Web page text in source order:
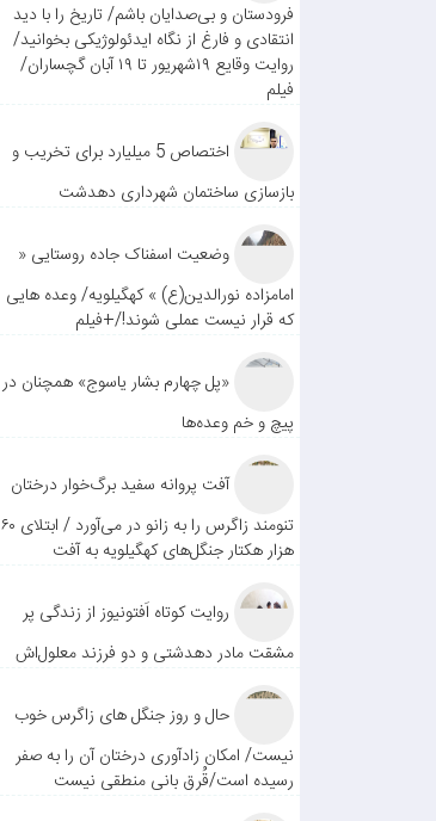
فرودستان و بی‌صدایان باشم/ تاریخ را با دید
انتقادی و فارغ از نگاه ایدئولوژیکی بخوانید/
روایت وقایع ۱۹شهریور تا ۱۹ آبان گچساران/
فیلم
اختصاص 5 میلیارد برای تخریب و
بازسازی ساختمان شهرداری دهدشت
وضعیت اسفناک جاده روستایی «
امامزاده نورالدین(ع) » کهگیلویه/ وعده هایی
که قرار نیست عملی شوند!/+فیلم
«پل چهارم بشار یاسوج» همچنان در
پیچ و خم وعده‌ها
آفت پروانه سفید برگ‌خوار درختان
تنومند زاگرس را به زانو در می‌آورد / ابتلای ۶۰
هزار هکتار جنگل‌های کهگیلویه به آفت
روایت کوتاه اَفتونیوز از زندگی پر
مشقت مادر دهدشتی و دو فرزند معلول‌اش
حال و روز جنگل های زاگرس خوب
نیست/ امکان زادآوری درختان آن را به صفر
رسیده است/قُرق بانی منطقی نیست